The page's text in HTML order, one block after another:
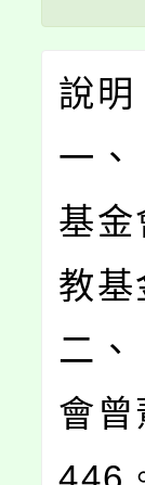
說
一
基
教
二
會